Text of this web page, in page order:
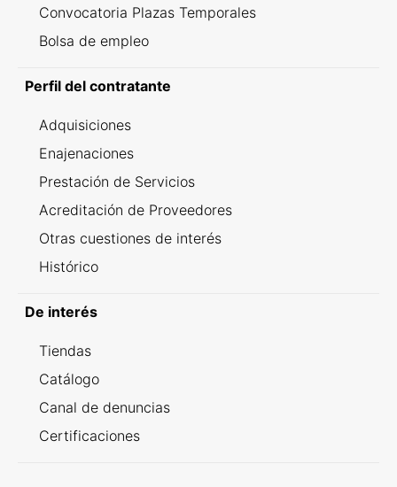
Convocatoria Plazas Temporales
Bolsa de empleo
Perfil del contratante
Adquisiciones
Enajenaciones
Prestación de Servicios
Acreditación de Proveedores
Otras cuestiones de interés
Histórico
De interés
Tiendas
Catálogo
Canal de denuncias
Certificaciones